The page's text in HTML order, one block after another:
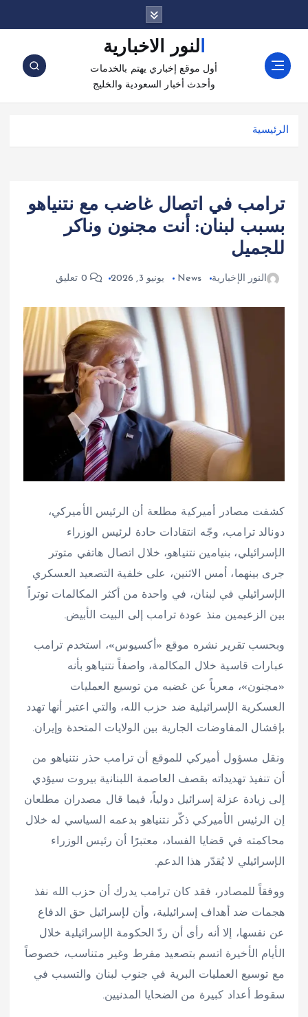
ز
النور الاخبارية
أول موقع إخباري يهتم بالخدمات
وأحدث أخبار السعودية والخليج
الرئيسية
ترامب في اتصال غاضب مع نتنياهو
بسبب لبنان: أنت مجنون وناكر
للجميل
النور الإخبارية News يونيو 3, 2026 0 تعليق
كشفت مصادر أميركية مطلعة أن الرئيس الأميركي،
دونالد ترامب، وجّه انتقادات حادة لرئيس الوزراء
الإسرائيلي، بنيامين نتنياهو، خلال اتصال هاتفي متوتر
جرى بينهما، أمس الاثنين، على خلفية التصعيد العسكري
الإسرائيلي في لبنان، في واحدة من أكثر المكالمات توتراً
بين الزعيمين منذ عودة ترامب إلى البيت الأبيض.
وبحسب تقرير نشره موقع «أكسيوس»، استخدم ترامب
عبارات قاسية خلال المكالمة، واصفاً نتنياهو بأنه
«مجنون»، معرباً عن غضبه من توسيع العمليات
العسكرية الإسرائيلية ضد حزب الله، والتي اعتبر أنها تهدد
بإفشال المفاوضات الجارية بين الولايات المتحدة وإيران.
ونقل مسؤول أميركي للموقع أن ترامب حذر نتنياهو من
أن تنفيذ تهديداته بقصف العاصمة اللبنانية بيروت سيؤدي
إلى زيادة عزلة إسرائيل دولياً، فيما قال مصدران مطلعان
إن الرئيس الأميركي ذكّر نتنياهو بدعمه السياسي له خلال
محاكمته في قضايا الفساد، معتبرًا أن رئيس الوزراء
الإسرائيلي لا يُقدّر هذا الدعم.
ووفقاً للمصادر، فقد كان ترامب يدرك أن حزب الله نفذ
هجمات ضد أهداف إسرائيلية، وأن لإسرائيل حق الدفاع
عن نفسها، إلا أنه رأى أن ردّ الحكومة الإسرائيلية خلال
الأيام الأخيرة اتسم بتصعيد مفرط وغير متناسب، خصوصاً
مع توسيع العمليات البرية في جنوب لبنان والتسبب في
سقوط أعداد كبيرة من الضحايا المدنيين.